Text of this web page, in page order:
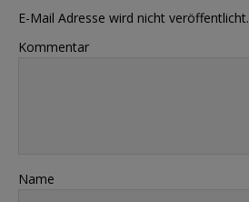
E-Mail Adresse wird nicht veröffentlicht.
Kommentar
Name